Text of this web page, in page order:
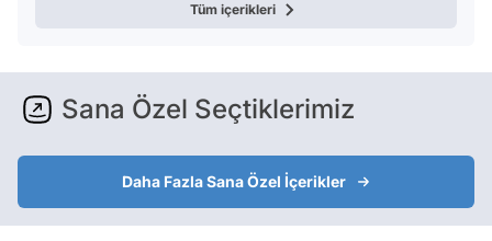
Tüm içerikleri
Sana Özel Seçtiklerimiz
Daha Fazla Sana Özel İçerikler